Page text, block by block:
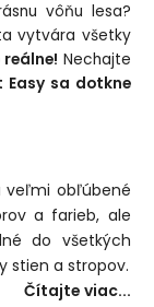
vôňu lesa?
vytvára všetky
Nechajte
Easy sa dotkne
obľúbené
a farieb, ale
do všetkých
stien a stropov.
Čítajte viac...